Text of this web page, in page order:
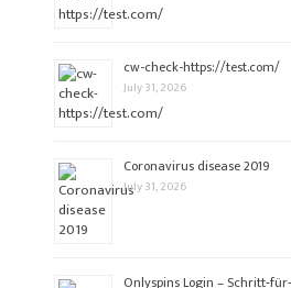
cw-check-https://test.com/
July 31, 2026
Coronavirus disease 2019
July 31, 2026
Onlyspins Login –